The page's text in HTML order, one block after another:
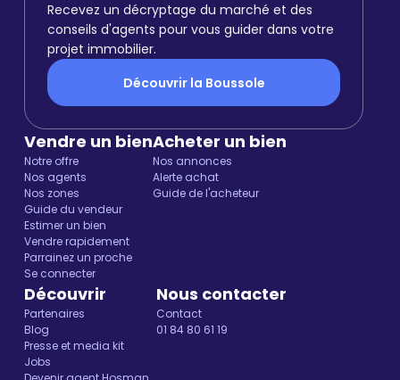
Recevez un décryptage du marché et des
conseils d'agents pour vous guider dans votre
projet immobilier.
Découvrir la Boussole
Vendre un bien
Notre offre
Nos agents
Nos zones
Guide du vendeur
Estimer un bien
Vendre rapidement
Parrainez un proche
Se connecter
Acheter un bien
Nos annonces
Alerte achat
Guide de l'acheteur
Découvrir
Partenaires
Blog
Presse et media kit
Jobs
Nous contacter
Contact
01 84 80 61 19